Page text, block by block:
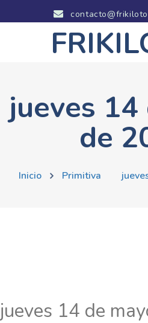
jueves 14
de
Inicio Primitiva
jueves 14 de